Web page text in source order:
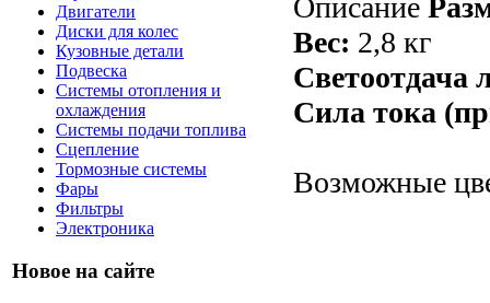
Двигатели
Диски для колес
Кузовные детали
Подвеска
Системы отопления и
охлаждения
Системы подачи топлива
Сцепление
Тормозные системы
Фары
Фильтры
Электроника
Новое на сайте
Описание
Вес: 2,8 кг
Светоотдача
Сила тока
Возможные